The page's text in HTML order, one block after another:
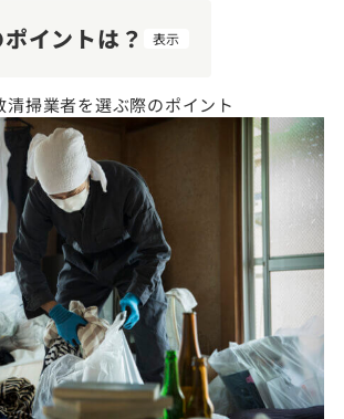
イントは？ 表示
清掃業者を選ぶ際のポイント